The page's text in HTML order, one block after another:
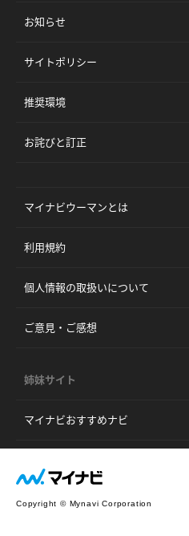
お知らせ
サイトポリシー
推奨環境
お詫びと訂正
マイナビウーマンとは
利用規約
個人情報の取扱いについて
ご意見・ご感想
姉妹サイト
マイナビおすすめナビ
Copyright © Mynavi Corporation